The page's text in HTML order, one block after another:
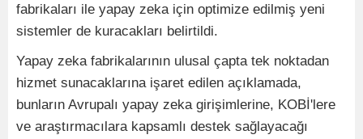
fabrikaları ile yapay zeka için optimize edilmiş yeni
sistemler de kuracakları belirtildi.
Yapay zeka fabrikalarının ulusal çapta tek noktadan
hizmet sunacaklarına işaret edilen açıklamada,
bunların Avrupalı ​​yapay zeka girişimlerine, KOBİ'lere
ve araştırmacılara kapsamlı destek sağlayacağı